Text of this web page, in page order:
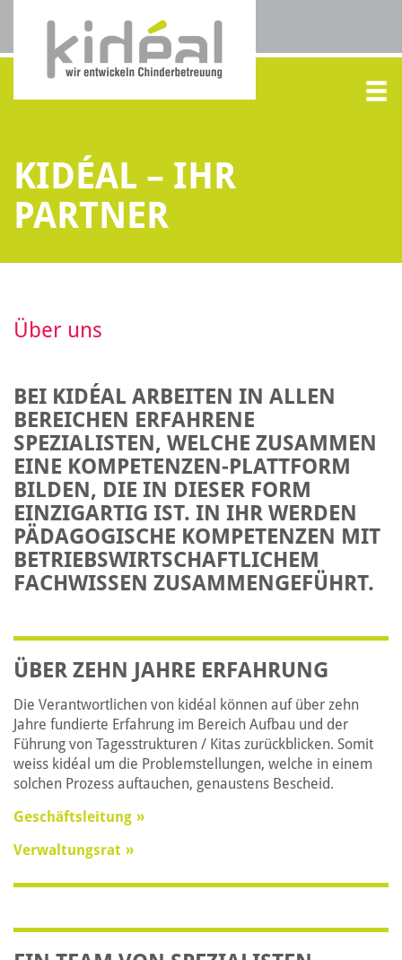
KIDÉAL – IHR
PARTNER
Über uns
BEI KIDÉAL ARBEITEN IN ALLEN
BEREICHEN ERFAHRENE
SPEZIALISTEN, WELCHE ZUSAMMEN
EINE KOMPETENZEN-PLATTFORM
BILDEN, DIE IN DIESER FORM
EINZIGARTIG IST. IN IHR WERDEN
PÄDAGOGISCHE KOMPETENZEN MIT
BETRIEBSWIRTSCHAFTLICHEM
FACHWISSEN ZUSAMMENGEFÜHRT.
ÜBER ZEHN JAHRE ERFAHRUNG
Die Verantwortlichen von kidéal können auf über zehn
Jahre fundierte Erfahrung im Bereich Aufbau und der
Führung von Tagesstrukturen / Kitas zurückblicken. Somit
weiss kidéal um die Problemstellungen, welche in einem
solchen Prozess auftauchen, genaustens Bescheid.
Geschäftsleitung
Verwaltungsrat